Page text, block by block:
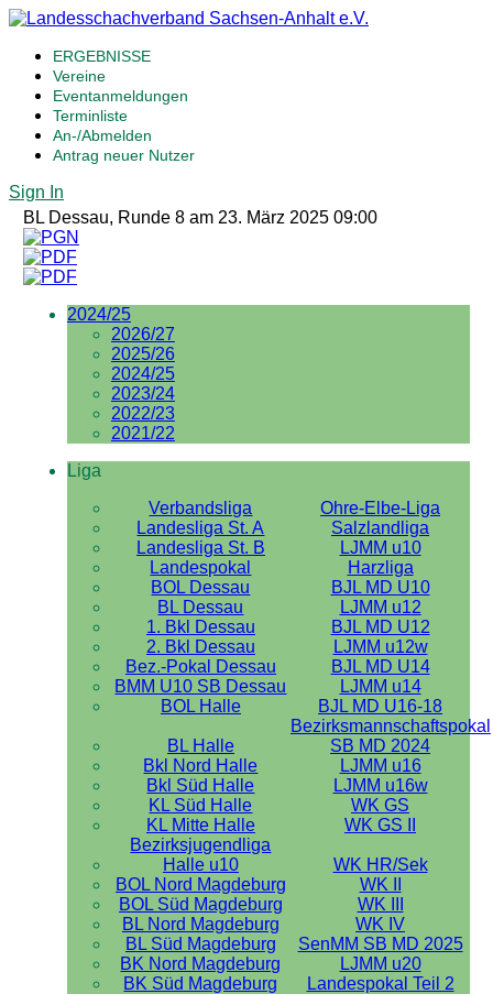
ERGEBNISSE
Vereine
Eventanmeldungen
Terminliste
An-/Abmelden
Antrag neuer Nutzer
Sign In
BL Dessau, Runde 8 am 23. März 2025 09:00
2024/25
2026/27
2025/26
2024/25
2023/24
2022/23
2021/22
Liga
Verbandsliga
Ohre-Elbe-Liga
Landesliga St. A
Salzlandliga
Landesliga St. B
LJMM u10
Landespokal
Harzliga
BOL Dessau
BJL MD U10
BL Dessau
LJMM u12
1. Bkl Dessau
BJL MD U12
2. Bkl Dessau
LJMM u12w
Bez.-Pokal Dessau
BJL MD U14
BMM U10 SB Dessau
LJMM u14
BOL Halle
BJL MD U16-18
BL Halle
Bezirksmannschaftspokal
SB MD 2024
Bkl Nord Halle
LJMM u16
Bkl Süd Halle
LJMM u16w
KL Süd Halle
WK GS
KL Mitte Halle
WK GS II
Bezirksjugendliga
Halle u10
WK HR/Sek
BOL Nord Magdeburg
WK II
BOL Süd Magdeburg
WK III
BL Nord Magdeburg
WK IV
BL Süd Magdeburg
SenMM SB MD 2025
BK Nord Magdeburg
LJMM u20
BK Süd Magdeburg
Landespokal Teil 2